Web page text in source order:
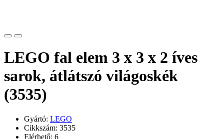
LEGO fal elem 3 x 3 x 2 íves
sarok, átlátszó világoskék
(3535)
Gyártó: LEGO
Cikkszám: 3535
Elérhető: 6